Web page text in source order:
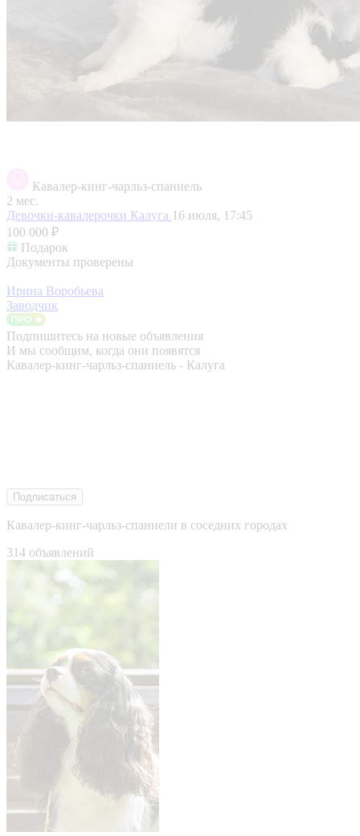
Кавалер-кинг-чарльз-спаниель
2 мес.
Девочки-кавалерочки Калуга 16 июля, 17:45
100 000 ₽
Подарок
Документы проверены
Ирина Воробьева
Заводчик
Подпишитесь на новые объявления
И мы сообщим, когда они появятся
Кавалер-кинг-чарльз-спаниель - Калуга
Подписаться
Кавалер-кинг-чарльз-спаниели в соседних городах
314 объявлений